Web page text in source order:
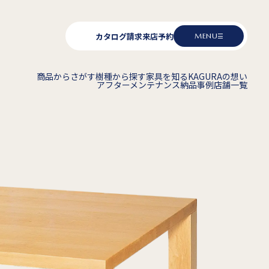
カタログ請求来店予約 MENU
商品からさがす樹種から探す家具を知るKAGURAの想い
アフターメンテナンス納品事例店舗一覧